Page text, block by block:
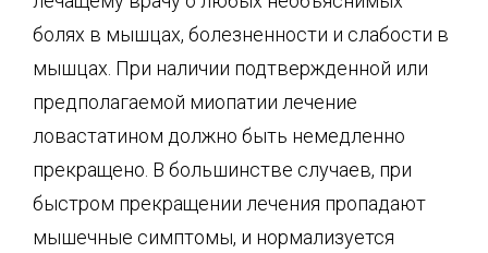
болях в мышцах, болезненности и слабости в
мышцах. При наличии подтвержденной или
предполагаемой миопатии лечение
ловастатином должно быть немедленно
прекращено. В большинстве случаев, при
быстром прекращении лечения пропадают
мышечные симптомы, и нормализуется